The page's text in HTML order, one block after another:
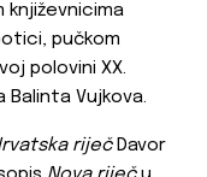
književnicima
pučkom
polovini XX.
Vujkova.
riječDavor